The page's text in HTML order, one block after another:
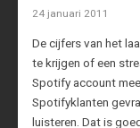
24 januari 2011
De cijfers van het
te krijgen of een
Spotify account
Spotifyklanten
luisteren. Dat is